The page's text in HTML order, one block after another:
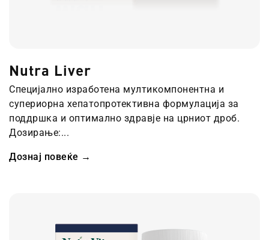
Nutra Liver
Специјално изработена мултикомпонентна и
супериорна хепатопротективна формулација за
поддршка и оптимално здравје на црниот дроб.
Дозирање:...
Дознај повеќе →